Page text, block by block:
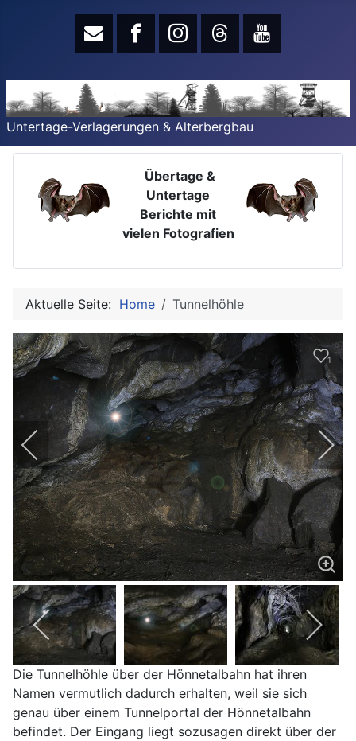
Untertage-Verlagerungen & Alterbergbau
Übertage &
Untertage
Berichte mit
vielen Fotografien
Aktuelle Seite: Home Tunnelhöhle
1
Die Tunnelhöhle über der Hönnetalbahn hat ihren
Namen vermutlich dadurch erhalten, weil sie sich
genau über einem Tunnelportal der Hönnetalbahn
befindet. Der Eingang liegt sozusagen direkt über der